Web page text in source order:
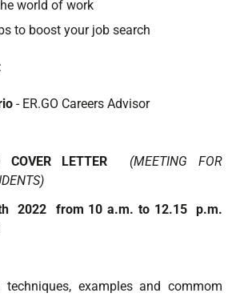
world of work
to boost your job search
:
- ER.GO Careers Advisor
LETTER
(MEETING FOR
2022 from 10 a.m. to 12.15 p.m.
examples and commom